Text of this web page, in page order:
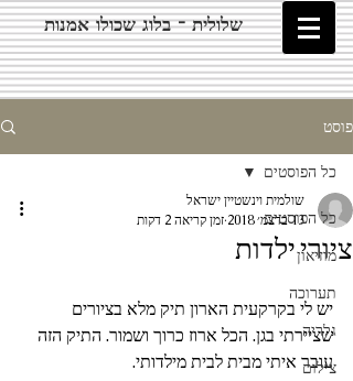
שלולית - בלוג שכולו אמנות
פוסט
כל הפוסטים
מוזיאון
תערוכה
גלריה
צילום
כל הפוסטים
ציורי ילדות
שולמית וינשטיין ישראל
13 בדצמ׳ 2018
זמן קריאה 2 דקות
יש לי בקרקעית הארון תיק מלא בציורים
שציירתי בגן. הכל ארוז כרוך ושמור. התיק הזה
עובר איתי מבית לבית מילדותי.